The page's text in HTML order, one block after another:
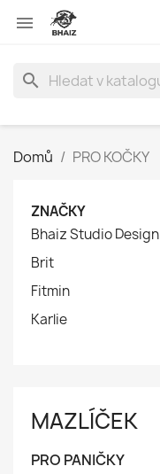

search
Domů PRO KOČKY
ZNAČKY
Bhaiz Studio Design
Brit
Fitmin
Karlie
MAZLÍČEK
PRO PANIČKY